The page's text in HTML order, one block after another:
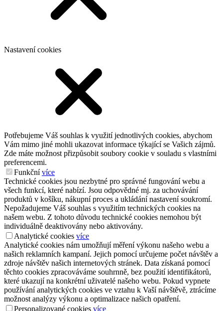
Nastavení cookies
Potřebujeme Váš souhlas k využití jednotlivých cookies, abychom
Vám mimo jiné mohli ukazovat informace týkající se Vašich zájmů.
Zde máte možnost přizpůsobit soubory cookie v souladu s vlastními
preferencemi.
Funkční více
Technické cookies jsou nezbytné pro správné fungování webu a
všech funkcí, které nabízí. Jsou odpovědné mj. za uchovávání
produktů v košíku, nákupní proces a ukládání nastavení soukromí.
Nepožadujeme Váš souhlas s využitím technických cookies na
našem webu. Z tohoto důvodu technické cookies nemohou být
individuálně deaktivovány nebo aktivovány.
Analytické cookies více
Analytické cookies nám umožňují měření výkonu našeho webu a
našich reklamních kampaní. Jejich pomocí určujeme počet návštěv a
zdroje návštěv našich internetových stránek. Data získaná pomocí
těchto cookies zpracováváme souhrnně, bez použití identifikátorů,
které ukazují na konkrétní uživatelé našeho webu. Pokud vypnete
používání analytických cookies ve vztahu k Vaší návštěvě, ztrácíme
možnost analýzy výkonu a optimalizace našich opatření.
Personalizované cookies více